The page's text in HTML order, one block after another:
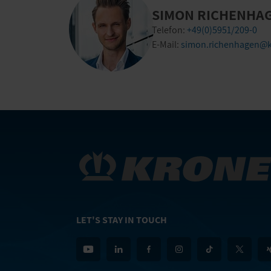
SIMON
Telefon:+49(0)5951/209-0
E-Mail:
LET'S STAY IN TOUCH